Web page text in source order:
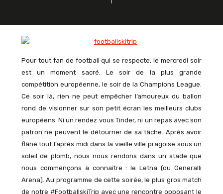
Pour tout fan de football qui se respecte, le mercredi soir
est un moment sacré. Le soir de la plus grande
compétition européenne, le soir de la Champions League.
Ce soir là, rien ne peut empêcher l’amoureux du ballon
rond de visionner sur son petit écran les meilleurs clubs
européens. Ni un rendez vous Tinder, ni un repas avec son
patron ne peuvent le détourner de sa tâche. Après avoir
flâné tout l’après midi dans la vieille ville pragoise sous un
soleil de plomb, nous nous rendons dans un stade que
nous commençons à connaître : le Letna (ou Generalli
Arena). Au programme de cette soirée, le plus gros match
de notre #FootballskiTrip avec une rencontre opposant le